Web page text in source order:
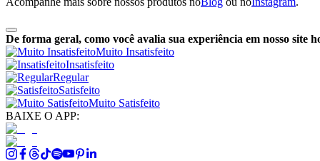
De forma geral, como você avalia sua experiência em nosso site
Muito Insatisfeito
Insatisfeito
Regular
Satisfeito
Muito Satisfeito
BAIXE O APP: